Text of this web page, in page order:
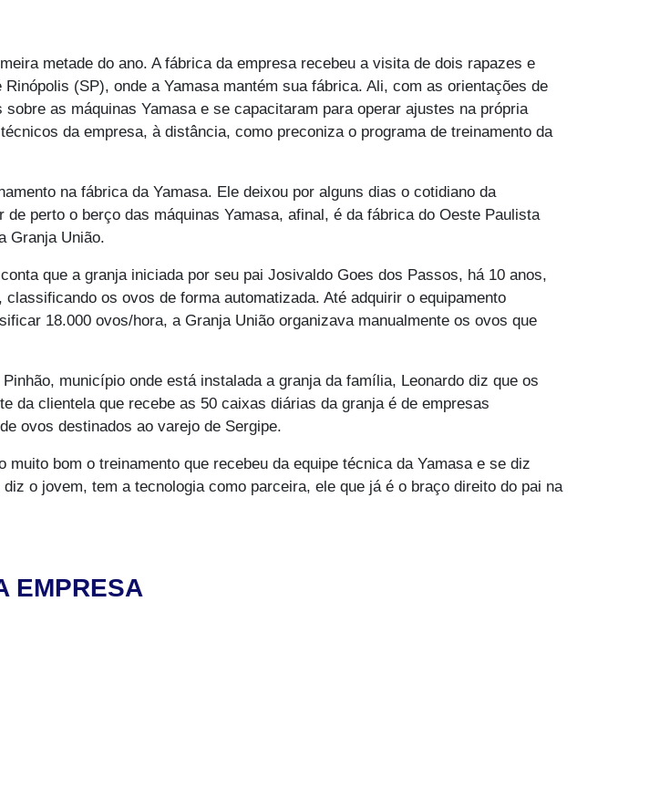
metade do ano. A fábrica da empresa recebeu a visita de dois rapazes e
(SP), onde a Yamasa mantém sua fábrica. Ali, com as orientações de
as máquinas Yamasa e se capacitaram para operar ajustes na própria
da empresa, à distância, como preconiza o programa de treinamento da
na fábrica da Yamasa. Ele deixou por alguns dias o cotidiano da
perto o berço das máquinas Yamasa, afinal, é da fábrica do Oeste Paulista
Granja União.
que a granja iniciada por seu pai Josivaldo Goes dos Passos, há 10 anos,
os ovos de forma automatizada. Até adquirir o equipamento
18.000 ovos/hora, a Granja União organizava manualmente os ovos que
município onde está instalada a granja da família, Leonardo diz que os
da clientela que recebe as 50 caixas diárias da granja é de empresas
ovos destinados ao varejo de Sergipe.
bom o treinamento que recebeu da equipe técnica da Yamasa e se diz
o jovem, tem a tecnologia como parceira, ele que já é o braço direito do pai na
EMPRESA